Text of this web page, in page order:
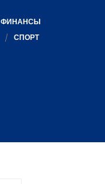
ФИНАНСЫ
СПОРТ